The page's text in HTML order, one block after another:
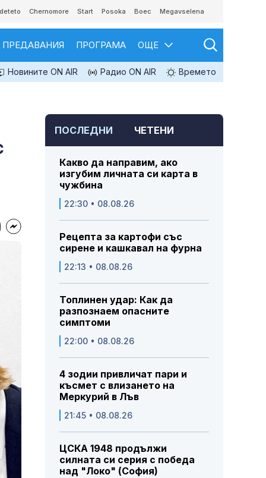
Chernomore Start Posoka Boec Megavselena
ПРЕДАВАНИЯ ПРОГРАМА ОЩЕ
Новините ON AIR Радио ON AIR Времето
ПОСЛЕДНИ ЧЕТЕНИ
Какво да направим, ако
изгубим личната си карта в
чужбина
22:30 • 08.08.26
Рецепта за картофи със
сирене и кашкавал на фурна
22:13 • 08.08.26
Топлинен удар: Как да
разпознаем опасните
симптоми
22:00 • 08.08.26
4 зодии привличат пари и
късмет с влизането на
Меркурий в Лъв
21:45 • 08.08.26
ЦСКА 1948 продължи
силната си серия с победа
над "Локо" (София)